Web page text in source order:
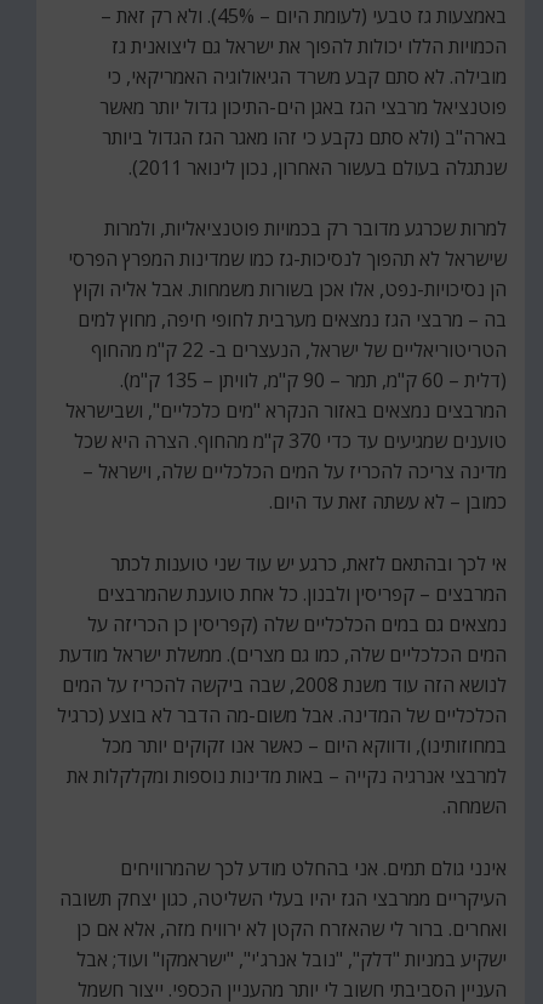
באמצעות גז טבעי (לעומת היום – 45%). ולא רק זאת –
הכמויות הללו יכולות להפוך את ישראל גם ליצואנית גז
מובילה. לא סתם קבע משרד הגיאולוגיה האמריקאי, כי
פוטנציאל מרבצי הגז באגן הים-התיכון גדול יותר מאשר
בארה"ב (ולא סתם נקבע כי זהו מאגר הגז הגדול ביותר
שנתגלה בעולם בעשור האחרון, נכון לינואר 2011).
למרות שכרגע מדובר רק בכמויות פוטנציאליות, ולמרות
שישראל לא תהפוך לנסיכות-גז כמו שמדינות המפרץ הפרסי
הן נסיכויות-נפט, אלו אכן בשורות משמחות. אבל אליה וקוץ
בה – מרבצי הגז נמצאים מערבית לחופי חיפה, מחוץ למים
הטריטוריאליים של ישראל, הנעצרים ב- 22 ק"מ מהחוף
(דלית – 60 ק"מ, תמר – 90 ק"מ, לוויתן – 135 ק"מ).
המרבצים נמצאים באזור הנקרא "מים כלכליים", ושבישראל
טוענים שמגיעים עד כדי 370 ק"מ מהחוף. הצרה היא שכל
מדינה צריכה להכריז על המים הכלכליים שלה, וישראל –
כמובן – לא עשתה זאת עד היום.
אי לכך ובהתאם לזאת, כרגע יש עוד שני טוענות לכתר
המרבצים – קפריסין ולבנון. כל אחת טוענת שהמרבצים
נמצאים גם במים הכלכליים שלה (קפריסין כן הכריזה על
המים הכלכליים שלה, כמו גם מצרים). ממשלת ישראל מודעת
לנושא הזה עוד משנת 2008, שבה ביקשה להכריז על המים
הכלכליים של המדינה. אבל משום-מה הדבר לא בוצע (כרגיל
במחוזותינו), ודווקא היום – כאשר אנו זקוקים יותר מכל
למרבצי אנרגיה נקייה – באות מדינות נוספות ומקלקלות את
השמחה.
אינני גולם תמים. אני בהחלט מודע לכך שהמרוויחים
העיקריים ממרבצי הגז יהיו בעלי השליטה, כגון יצחק תשובה
ואחרים. ברור לי שהאזרח הקטן לא ירוויח מזה, אלא אם כן
ישקיע במניות "דלק", "נובל אנרג'י", "ישראמקו" ועוד; אבל
העניין הסביבתי חשוב לי יותר מהעניין הכספי. ייצור חשמל